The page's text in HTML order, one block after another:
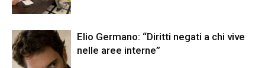
Elio Germano: “Diritti negati a chi vive
nelle aree interne”